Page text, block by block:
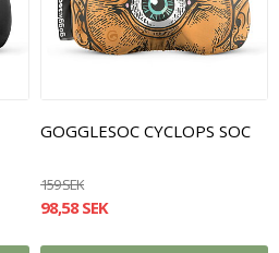
GOGGLESOC CYCLOPS SOC
159 SEK
98,58 SEK